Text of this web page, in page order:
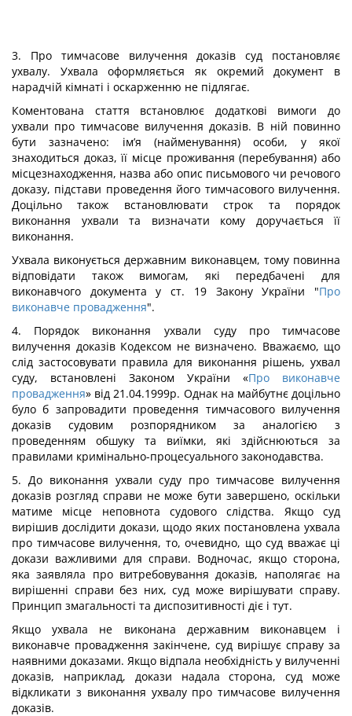
3. Про тимчасове вилучення доказів суд постановляє
ухвалу. Ухвала оформляється як окремий документ в
нарадчій кімнаті і оскарженню не підлягає.
Коментована стаття встановлює додаткові вимоги до
ухвали про тимчасове вилучення доказів. В ній повинно
бути зазначено: ім’я (найменування) особи, у якої
знаходиться доказ, її місце проживання (перебування) або
місцезнаходження, назва або опис письмового чи речового
доказу, підстави проведення його тимчасового вилучення.
Доцільно також встановлювати строк та порядок
виконання ухвали та визначати кому доручається її
виконання.
Ухвала виконується державним виконавцем, тому повинна
відповідати також вимогам, які передбачені для
виконавчого документа у ст. 19 Закону України "Про
виконавче провадження".
4. Порядок виконання ухвали суду про тимчасове
вилучення доказів Кодексом не визначено. Вважаємо, що
слід застосовувати правила для виконання рішень, ухвал
суду, встановлені Законом України «Про виконавче
провадження» від 21.04.1999р. Однак на майбутнє доцільно
було б запровадити проведення тимчасового вилучення
доказів судовим розпорядником за аналогією з
проведенням обшуку та виїмки, які здійснюються за
правилами кримінально-процесуального законодавства.
5. До виконання ухвали суду про тимчасове вилучення
доказів розгляд справи не може бути завершено, оскільки
матиме місце неповнота судового слідства. Якщо суд
вирішив дослідити докази, щодо яких постановлена ухвала
про тимчасове вилучення, то, очевидно, що суд вважає ці
докази важливими для справи. Водночас, якщо сторона,
яка заявляла про витребовування доказів, наполягає на
вирішенні справи без них, суд може вирішувати справу.
Принцип змагальності та диспозитивності діє і тут.
Якщо ухвала не виконана державним виконавцем і
виконавче провадження закінчене, суд вирішує справу за
наявними доказами. Якщо відпала необхідність у вилученні
доказів, наприклад, докази надала сторона, суд може
відкликати з виконання ухвалу про тимчасове вилучення
доказів.